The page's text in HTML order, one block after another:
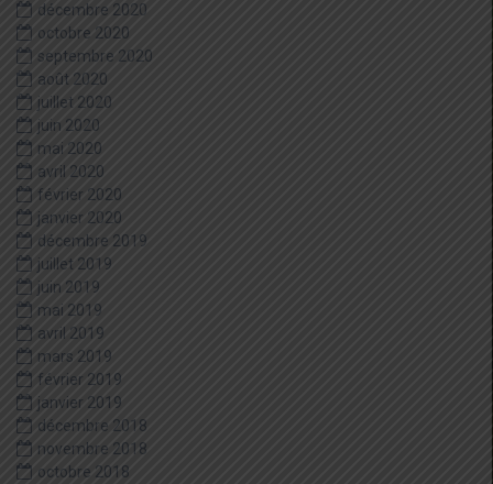
décembre 2020
octobre 2020
septembre 2020
août 2020
juillet 2020
juin 2020
mai 2020
avril 2020
février 2020
janvier 2020
décembre 2019
juillet 2019
juin 2019
mai 2019
avril 2019
mars 2019
février 2019
janvier 2019
décembre 2018
novembre 2018
octobre 2018